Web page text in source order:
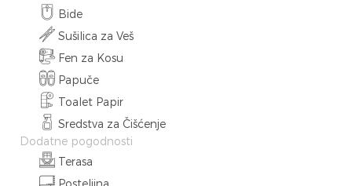
Bide
Sušilica za Veš
Fen za Kosu
Papuče
Toalet Papir
Sredstva za Čišćenje
Dodatne pogodnosti
Terasa
Posteljina